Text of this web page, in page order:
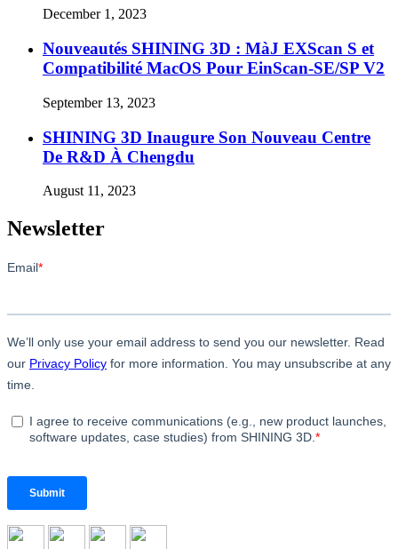
December 1, 2023
Nouveautés SHINING 3D : MàJ EXScan S et
Compatibilité MacOS Pour EinScan-SE/SP V2
September 13, 2023
SHINING 3D Inaugure Son Nouveau Centre
De R&D À Chengdu
August 11, 2023
Newsletter